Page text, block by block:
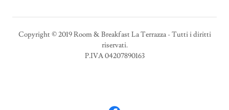
Copyright © 2019 Room & Breakfast La Terrazza - Tutti i diritti
riservati.
P.IVA 04207890163